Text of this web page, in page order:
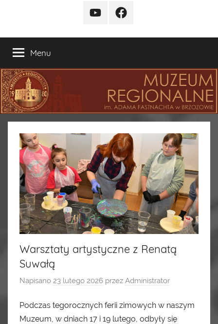
kanal
funpage
Menu
Warsztaty artystyczne z Renatą
Suwałą
Napisano 23 lutego 2026 przez Administrator
Podczas tegorocznych ferii zimowych w naszym
Muzeum, w dniach 17 i 19 lutego, odbyły się